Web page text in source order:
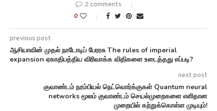
2 comments
0
previous post
ஆசியாவின் முதல் நாடோடிப் பேரரசு The rules of imperial
expansion ஏகாதிபத்திய விரிவாக்க விதிகளை உடைத்தது எப்படி?
next post
குவாண்டம் நரம்பியல் நெட்வொர்க்குகள் Quantum neural
networks மூலம் குவாண்டம் செயல்முறைகளை எளிதான
முறையில் கற்றுக்கொள்ள முடியும்!